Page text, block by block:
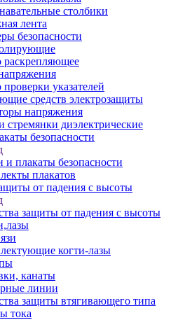
столбики
лента
безопасности
раскрепляющее
проверки указателей
средств электрозащиты
напряжения
стремянки диэлектрические
безопасности
и плакаты безопасности
плакатов
от падения с высоты
защиты от падения с высоты
когти-лазы
канаты
линии
защиты втягивающего типа
тока